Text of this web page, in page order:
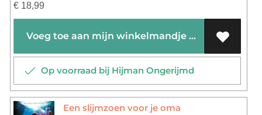
€18,99
Voeg toe aan mijn winkelmandje
Op voorraad bij Hijman Ongerijmd
Een slijmzoen voor je oma